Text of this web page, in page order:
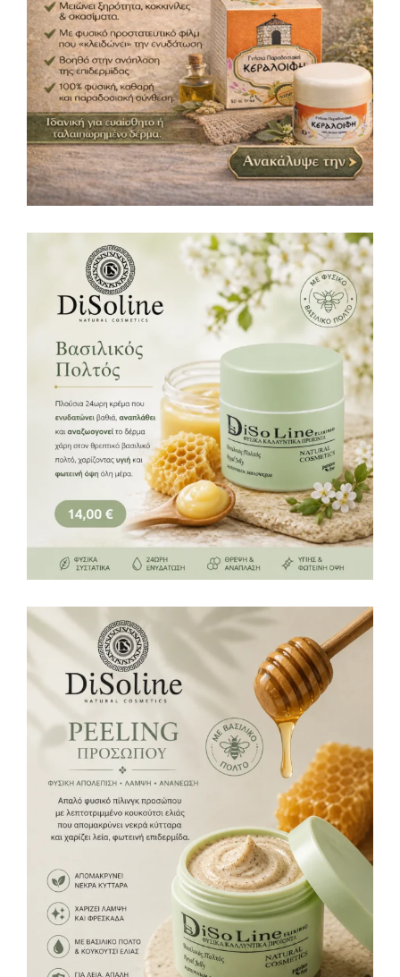
13,80€
24h Κρέμα Προσώπου με Βασιλικό Πολτό
Κρέμες
14,00
Peeling Προσώπου 50ml
Καθαρισμός προσώπου
12,40€